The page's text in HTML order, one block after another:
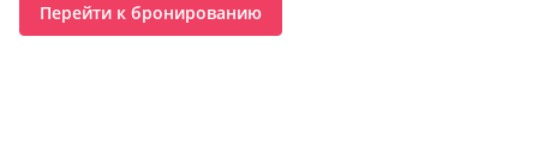
Перейти к бронированию